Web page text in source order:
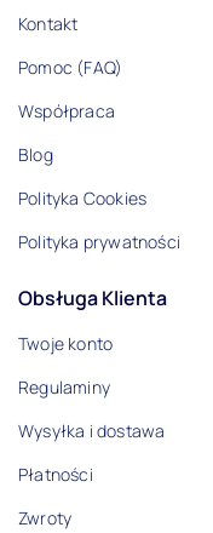
50x115
55x110
60x120
Ocena
5
4
3
Kontakt
Pomoc (FAQ)
Współpraca
Blog
Polityka Cookies
Polityka prywatności
Obsługa Klienta
Twoje konto
Regulaminy
Wysyłka i dostawa
Płatności
Zwroty